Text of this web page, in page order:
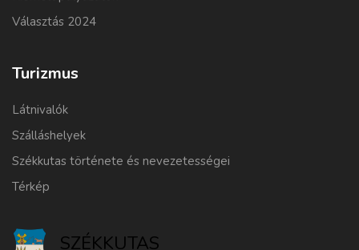
Választás 2024
Turizmus
Látnivalók
Szálláshelyek
Székkutas története és nevezetességei
Térkép
SZÉKKUTAS